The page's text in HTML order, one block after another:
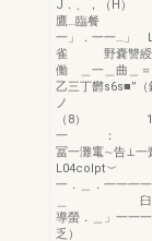
J．、，（
鷹…臨餐 …巾
一」．一一…」
雀 野嚢讐綬
働 ＿一＿曲＿
乙三丁
ノ ．一一
（8） 1 64
一 ： 〃ト
冨一灘竃∼告⊥
L04colpt︶
一．＿．一一一
＿ 臼一鴉奪
導螢．＿」一一
乏） 〃